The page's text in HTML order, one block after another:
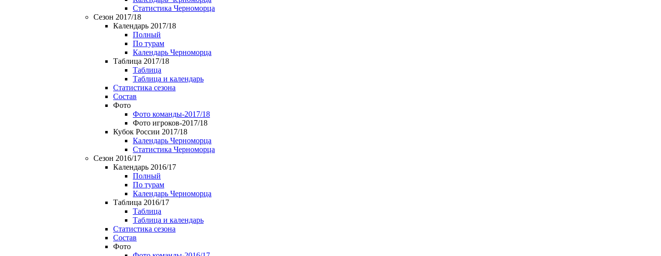
Статистика Черноморца
Сезон 2017/18
Календарь 2017/18
Полный
По турам
Календарь Черноморца
Таблица 2017/18
Таблица
Таблица и календарь
Статистика сезона
Состав
Фото
Фото команды-2017/18
Фото игроков-2017/18
Кубок России 2017/18
Календарь Черноморца
Статистика Черноморца
Сезон 2016/17
Календарь 2016/17
Полный
По турам
Календарь Черноморца
Таблица 2016/17
Таблица
Таблица и календарь
Статистика сезона
Состав
Фото